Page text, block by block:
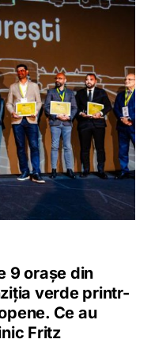
9 orașe din
verde printr-
Ce au
Fritz